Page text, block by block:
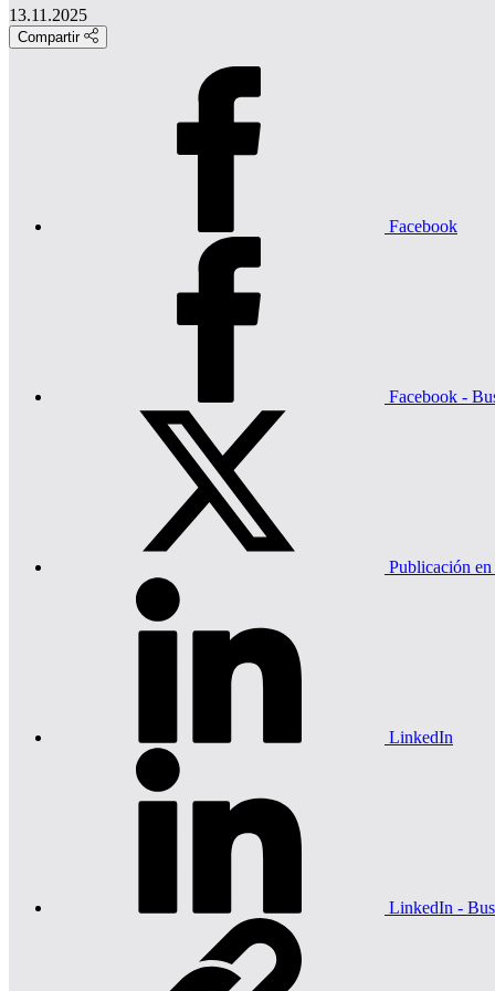
13.11.2025
Compartir
Facebook
Facebook -
Publicación
LinkedIn
LinkedIn -